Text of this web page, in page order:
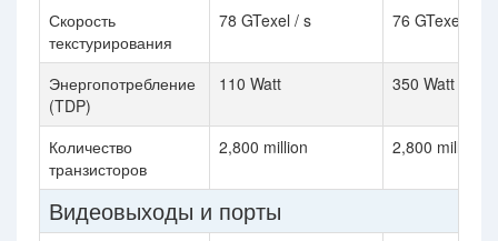
Скорость
текстурирования
78 GTexel / s 76 GTexel / s
Энергопотребление
(TDP)
110 Watt 350 Watt
Количество
транзисторов
2,800 million 2,800 million
Видеовыходы и порты